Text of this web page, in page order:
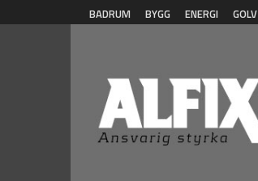
Hoppa till huvudinnehåll
BADRUM BYGG ENERGI GOLV